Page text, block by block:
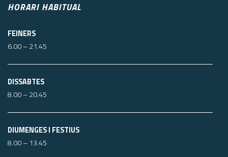
HORARI HABITUAL
FEINERS
6.00 – 21.45
DISSABTES
8.00 – 20.45
DIUMENGES I FESTIUS
8.00 – 13.45